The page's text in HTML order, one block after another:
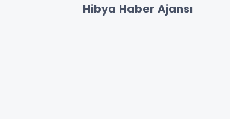
Hibya Haber Ajansı